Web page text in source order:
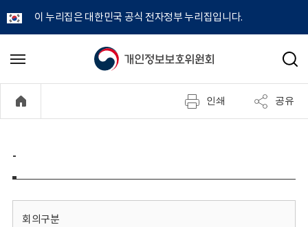
이 누리집은 대한민국 공식 전자정부 누리집입니다.
개
정
보
메
기
검
인쇄 공유
-
회의구분